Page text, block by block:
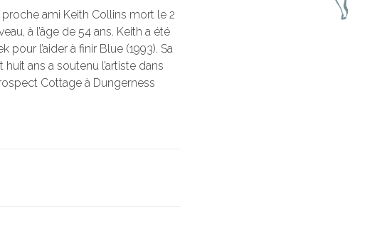
ami Keith Collins mort le 2
à l’âge de 54 ans. Keith a été
l’aider à finir Blue (1993). Sa
ans a soutenu l’artiste dans
Cottage à Dungerness